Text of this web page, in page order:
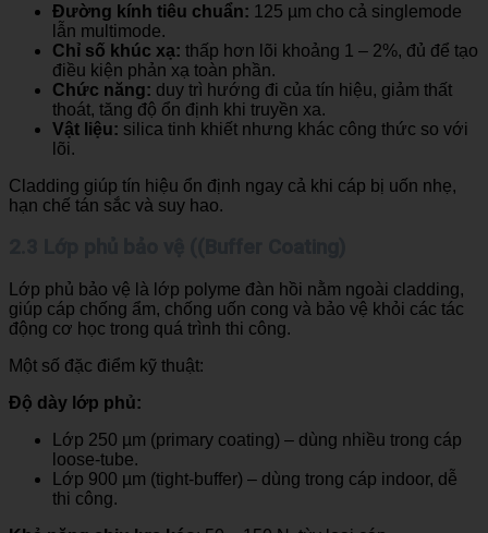
Đường kính tiêu chuẩn: 125 µm cho cả singlemode
lẫn multimode.
Chỉ số khúc xạ: thấp hơn lõi khoảng 1 – 2%, đủ để tạo
điều kiện phản xạ toàn phần.
Chức năng: duy trì hướng đi của tín hiệu, giảm thất
thoát, tăng độ ổn định khi truyền xa.
Vật liệu: silica tinh khiết nhưng khác công thức so với
lõi.
Cladding giúp tín hiệu ổn định ngay cả khi cáp bị uốn nhẹ,
hạn chế tán sắc và suy hao.
Lớp phủ bảo vệ là lớp polyme đàn hồi nằm ngoài cladding,
giúp cáp chống ẩm, chống uốn cong và bảo vệ khỏi các tác
động cơ học trong quá trình thi công.
Một số đặc điểm kỹ thuật:
Độ dày lớp phủ:
Lớp 250 µm (primary coating) – dùng nhiều trong cáp
loose-tube.
Lớp 900 µm (tight-buffer) – dùng trong cáp indoor, dễ
thi công.